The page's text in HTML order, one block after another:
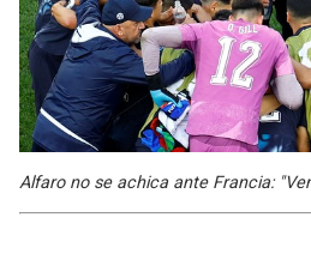
Alfaro no se achica ante Francia: